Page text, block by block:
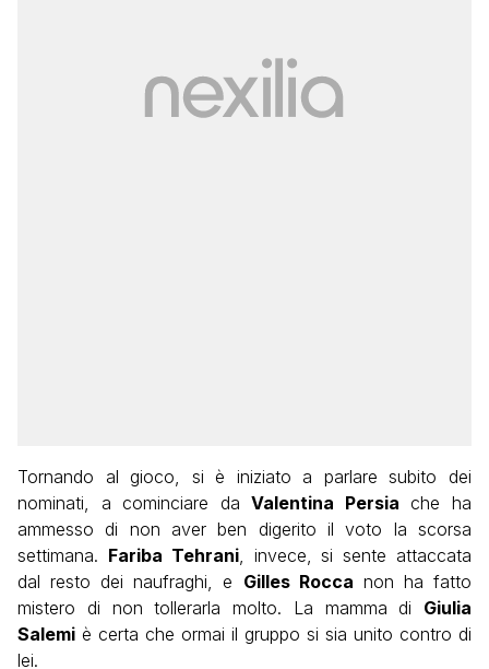
Tornando al gioco, si è iniziato a parlare subito dei
nominati, a cominciare daValentina Persia che ha
ammesso di non aver ben digerito il voto la scorsa
settimana. Fariba Tehrani, invece, si sente attaccata
dal resto dei naufraghi, e Gilles Rocca non ha fatto
mistero di non tollerarla molto. La mamma di Giulia
Salemi è certa che ormai il gruppo si sia unito contro di
lei.